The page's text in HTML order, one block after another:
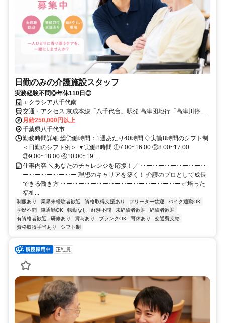
日勤のみの介護施設スタッフ
実務経験不問◎年休110日◎
エクラシア八千代南
交通・アクセス 京成本線「八千代台」駅発 高津団地行「高津川停留
所」降車後4分 / 京成本線 八千代台駅より徒歩30分
月給250,000円以上
千葉県八千代市
勤務時間詳細 総労働時間：1週あたり40時間 ◇実働8時間のシフト制
＜日勤のシフト例＞ ▼実働8時間 ①7:00~16:00 ②8:00~17:00
③9:00~18:00 ④10:00~19:...
仕事内容 ＼あなたのチャレンジを応援！／ ‥ー‥ー‥ー‥ー‥ー‥
ー‥ー‥ー‥ー‥ー 理想のキャリアを築く！ 介護のプロとして成長
できる働き方 ‥ー‥ー‥ー‥ー‥ー‥ー‥ー‥ー‥ー‥ー ✅培った
福祉...
制服あり 業界未経験者歓迎 資格取得支援あり フリーター歓迎
バイク通勤OK
学歴不問
車通勤OK 転勤なし 経験不問 未経験者歓迎
経験者歓迎
有資格者歓迎
研修あり 賞与あり ブランクOK 育休あり
交通費支給
資格取得手当あり
シフト制
正社員